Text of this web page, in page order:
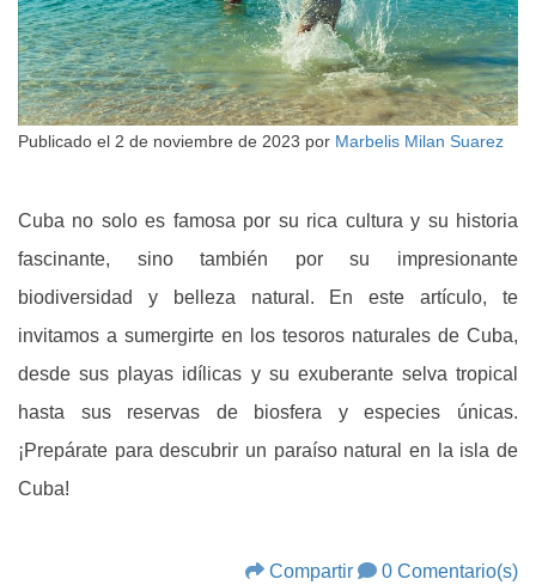
Publicado el 2 de noviembre de 2023 por Marbelis Milan Suarez
Cuba no solo es famosa por su rica cultura y su historia
fascinante, sino también por su impresionante
biodiversidad y belleza natural. En este artículo, te
invitamos a sumergirte en los tesoros naturales de Cuba,
desde sus playas idílicas y su exuberante selva tropical
hasta sus reservas de biosfera y especies únicas.
¡Prepárate para descubrir un paraíso natural en la isla de
Cuba!
Compartir 0 Comentario(s)